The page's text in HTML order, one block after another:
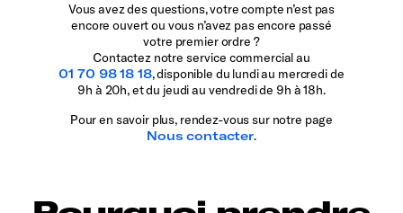
Vous avez des questions, votre compte n’est pas
encore ouvert ou vous n’avez pas encore passé
votre premier ordre ?
Contactez notre service commercial au
01 70 98 18 18, disponible du lundi au mercredi de
9h à 20h, et du jeudi au vendredi de 9h à 18h.
Pour en savoir plus, rendez-vous sur notre page
Nous contacter.